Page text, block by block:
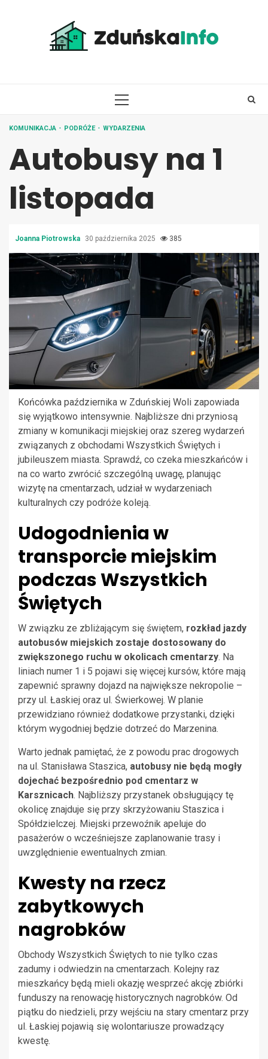
PRIMARY
KOMUNIKACJA PODRÓŻE WYDARZENIA
Autobusy na 1
listopada
Joanna Piotrowska 30 października 2025 385
Końcówka października w Zduńskiej Woli zapowiada
się wyjątkowo intensywnie. Najbliższe dni przyniosą
zmiany w komunikacji miejskiej oraz szereg wydarzeń
związanych z obchodami Wszystkich Świętych i
jubileuszem miasta. Sprawdź, co czeka mieszkańców i
na co warto zwrócić szczególną uwagę, planując
wizytę na cmentarzach, udział w wydarzeniach
kulturalnych czy podróże koleją.
Udogodnienia w
transporcie miejskim
podczas Wszystkich
Świętych
W związku ze zbliżającym się świętem, rozkład jazdy
autobusów miejskich zostaje dostosowany do
zwiększonego ruchu w okolicach cmentarzy. Na
liniach numer 1 i 5 pojawi się więcej kursów, które mają
zapewnić sprawny dojazd na największe nekropolie –
przy ul. Łaskiej oraz ul. Świerkowej. W planie
przewidziano również dodatkowe przystanki, dzięki
którym wygodniej będzie dotrzeć do Marzenina.
Warto jednak pamiętać, że z powodu prac drogowych
na ul. Stanisława Staszica, autobusy nie będą mogły
dojechać bezpośrednio pod cmentarz w
Karsznicach. Najbliższy przystanek obsługujący tę
okolicę znajduje się przy skrzyżowaniu Staszica i
Spółdzielczej. Miejski przewoźnik apeluje do
pasażerów o wcześniejsze zaplanowanie trasy i
uwzględnienie ewentualnych zmian.
Kwesty na rzecz
zabytkowych
nagrobków
Obchody Wszystkich Świętych to nie tylko czas
zadumy i odwiedzin na cmentarzach. Kolejny raz
mieszkańcy będą mieli okazję wesprzeć akcję zbiórki
funduszy na renowację historycznych nagrobków. Od
piątku do niedzieli, przy wejściu na stary cmentarz przy
ul. Łaskiej pojawią się wolontariusze prowadzący
kwestę.